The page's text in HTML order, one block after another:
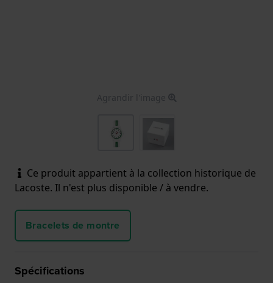
Agrandir l'image
Ce produit appartient à la collection historique de
Lacoste. Il n'est plus disponible / à vendre.
Bracelets de montre
Spécifications